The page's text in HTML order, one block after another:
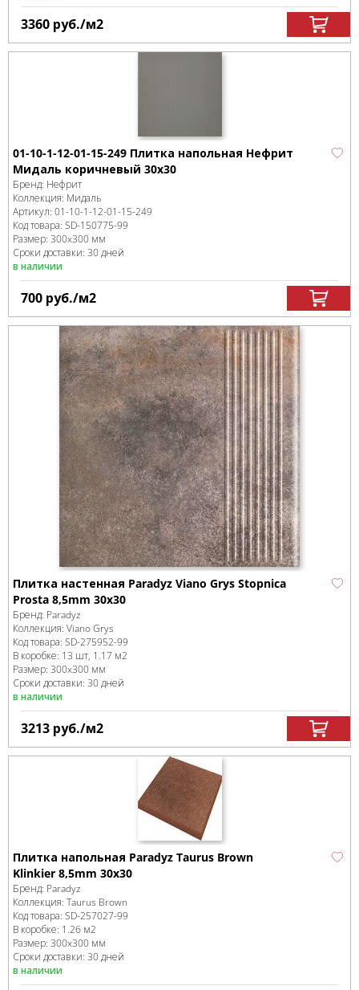
3360 руб./м2
01-10-1-12-01-15-249 Плитка напольная Нефрит
Мидаль коричневый 30х30
Бренд: Нефрит
Коллекция: Мидаль
Артикул: 01-10-1-12-01-15-249
Код товара: SD-150775-99
Размер: 300x300 мм
Сроки доставки: 30 дней
в наличии
700 руб./м2
Плитка настенная Paradyz Viano Grys Stopnica
Prosta 8,5mm 30x30
Бренд: Paradyz
Коллекция: Viano Grys
Код товара: SD-275952-99
В коробке: 13 шт, 1.17 м2
Размер: 300x300 мм
Сроки доставки: 30 дней
в наличии
3213 руб./м2
Плитка напольная Paradyz Taurus Brown
Klinkier 8,5mm 30x30
Бренд: Paradyz
Коллекция: Taurus Brown
Код товара: SD-257027-99
В коробке: 1.26 м2
Размер: 300x300 мм
Сроки доставки: 30 дней
в наличии